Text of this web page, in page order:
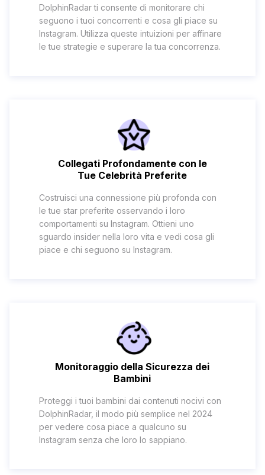
DolphinRadar ti consente di monitorare chi
seguono i tuoi concorrenti e cosa gli piace su
Instagram. Utilizza queste intuizioni per affinare
le tue strategie e superare la tua concorrenza.
Collegati Profondamente con le
Tue Celebrità Preferite
Costruisci una connessione più profonda con
le tue star preferite osservando i loro
comportamenti su Instagram. Ottieni uno
sguardo insider nella loro vita e vedi cosa gli
piace e chi seguono su Instagram.
Monitoraggio della Sicurezza dei
Bambini
Proteggi i tuoi bambini dai contenuti nocivi con
DolphinRadar, il modo più semplice nel 2024
per vedere cosa piace a qualcuno su
Instagram senza che loro lo sappiano.